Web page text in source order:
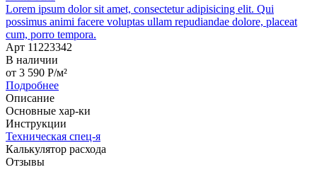
Lorem ipsum dolor sit amet, consectetur adipisicing elit. Qui
possimus animi facere voluptas ullam repudiandae dolore, placeat
cum, porro tempora.
Арт 11223342
В наличии
от 3 590 P/м²
Подробнее
Описание
Основные хар-ки
Инструкции
Техническая спец-я
Калькулятор расхода
Отзывы